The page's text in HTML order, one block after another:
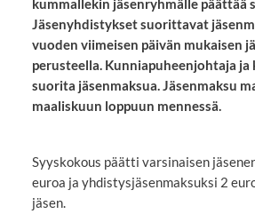
kummallekin jäsenryhmälle päättää
Jäsenyhdistykset suorittavat
vuoden viimeisen päivän mukaisen
perusteella. Kunniapuheenjohtaja ja
suorita jäsenmaksua. Jäsenmaksu
maaliskuun loppuun mennessä.
Syyskokous päätti varsinaisen
euroa ja yhdistysjäsenmaksuksi 2
jäsen.